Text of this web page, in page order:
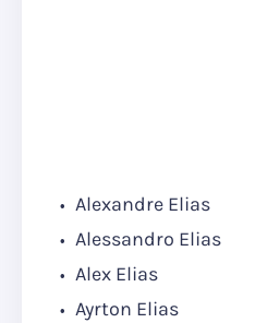
Alexandre Elias
Alessandro Elias
Alex Elias
Ayrton Elias